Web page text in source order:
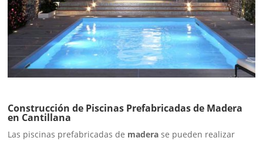
Construcción de Piscinas Prefabricadas de Madera
en Cantillana
Las piscinas prefabricadas de madera se pueden realizar